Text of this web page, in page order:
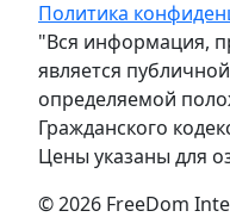
Политика
"Вся информация,
является
определяемой
Гражданского
Цены указаны для
© 2026 FreeDom